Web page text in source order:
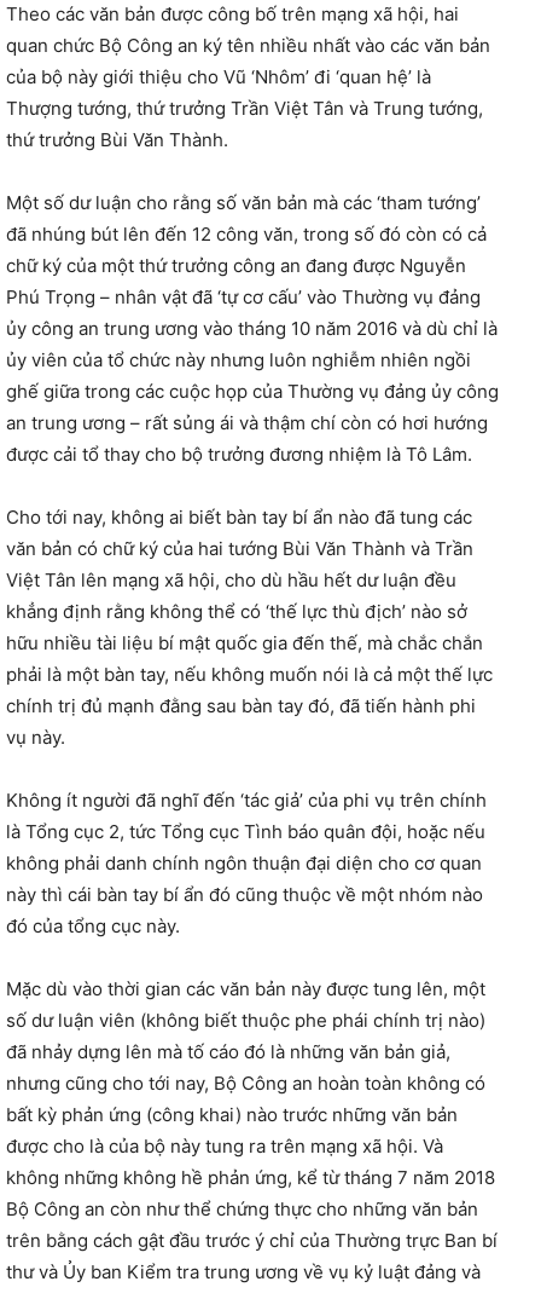
Theo các văn bản được công bố trên mạng xã hội, hai
quan chức Bộ Công an ký tên nhiều nhất vào các văn bản
của bộ này giới thiệu cho Vũ ‘Nhôm’ đi ‘quan hệ’ là
Thượng tướng, thứ trưởng Trần Việt Tân và Trung tướng,
thứ trưởng Bùi Văn Thành.
Một số dư luận cho rằng số văn bản mà các ‘tham tướng’
đã nhúng bút lên đến 12 công văn, trong số đó còn có cả
chữ ký của một thứ trưởng công an đang được Nguyễn
Phú Trọng – nhân vật đã ‘tự cơ cấu’ vào Thường vụ đảng
ủy công an trung ương vào tháng 10 năm 2016 và dù chỉ là
ủy viên của tổ chức này nhưng luôn nghiễm nhiên ngồi
ghế giữa trong các cuộc họp của Thường vụ đảng ủy công
an trung ương – rất sủng ái và thậm chí còn có hơi hướng
được cải tổ thay cho bộ trưởng đương nhiệm là Tô Lâm.
Cho tới nay, không ai biết bàn tay bí ẩn nào đã tung các
văn bản có chữ ký của hai tướng Bùi Văn Thành và Trần
Việt Tân lên mạng xã hội, cho dù hầu hết dư luận đều
khẳng định rằng không thể có ‘thế lực thù địch’ nào sở
hữu nhiều tài liệu bí mật quốc gia đến thế, mà chắc chắn
phải là một bàn tay, nếu không muốn nói là cả một thế lực
chính trị đủ mạnh đằng sau bàn tay đó, đã tiến hành phi
vụ này.
Không ít người đã nghĩ đến ‘tác giả’ của phi vụ trên chính
là Tổng cục 2, tức Tổng cục Tình báo quân đội, hoặc nếu
không phải danh chính ngôn thuận đại diện cho cơ quan
này thì cái bàn tay bí ẩn đó cũng thuộc về một nhóm nào
đó của tổng cục này.
Mặc dù vào thời gian các văn bản này được tung lên, một
số dư luận viên (không biết thuộc phe phái chính trị nào)
đã nhảy dựng lên mà tố cáo đó là những văn bản giả,
nhưng cũng cho tới nay, Bộ Công an hoàn toàn không có
bất kỳ phản ứng (công khai) nào trước những văn bản
được cho là của bộ này tung ra trên mạng xã hội. Và
không những không hề phản ứng, kể từ tháng 7 năm 2018
Bộ Công an còn như thể chứng thực cho những văn bản
trên bằng cách gật đầu trước ý chỉ của Thường trực Ban bí
thư và Ủy ban Kiểm tra trung ương về vụ kỷ luật đảng và